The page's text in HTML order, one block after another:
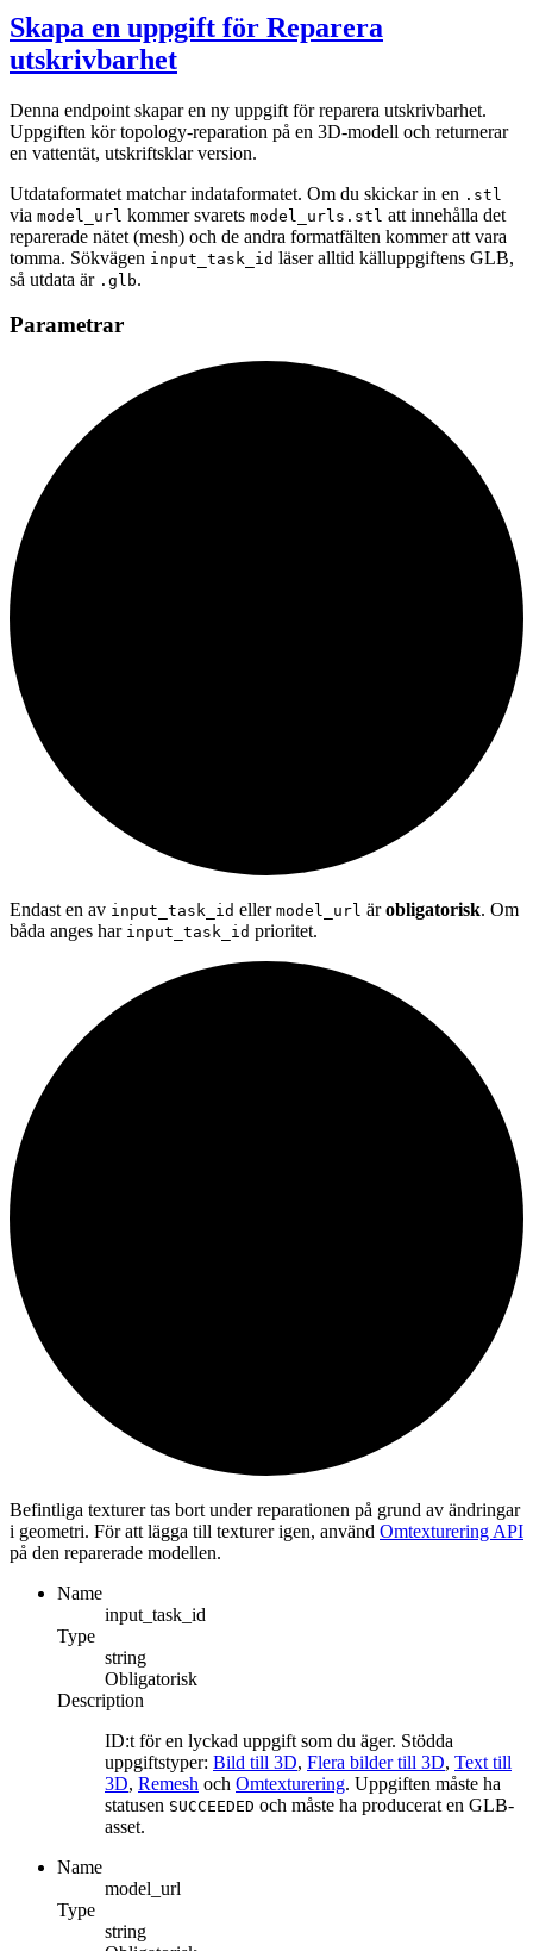
Skapa en uppgift för Reparera
utskrivbarhet
Denna endpoint skapar en ny uppgift för reparera utskrivbarhet.
Uppgiften kör topology-reparation på en 3D-modell och returnerar
en vattentät, utskriftsklar version.
Utdataformatet matchar indataformatet. Om du skickar in en .stl
via model_url kommer svarets model_urls.stl att innehålla det
reparerade nätet (mesh) och de andra formatfälten kommer att vara
tomma. Sökvägen input_task_id läser alltid källuppgiftens GLB,
så utdata är .glb.
Parametrar
Endast en av input_task_id eller model_url ärobligatorisk. Om
båda anges har input_task_id prioritet.
Befintliga texturer tas bort under reparationen på grund av ändringar
i geometri. För att lägga till texturer igen, använd Omtexturering API
på den reparerade modellen.
Name
input_task_id
Type
string
Obligatorisk
Description
ID:t för en lyckad uppgift som du äger. Stödda
uppgiftstyper: Bild till 3D, Flera bilder till 3D, Text till
3D, Remesh och Omtexturering. Uppgiften måste ha
statusen SUCCEEDED och måste ha producerat en GLB-
asset.
Name
model_url
Type
string